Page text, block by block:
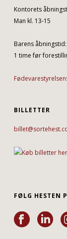
Kontorets
Man kl. 13-15
Barens åbningstid:
1 time før
BILLETTER
FØLG HESTEN